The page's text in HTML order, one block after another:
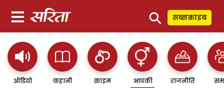
⚲ सब्सक्राइब
ऑडियो कहानी क्राइम
आपकी
राजनीति